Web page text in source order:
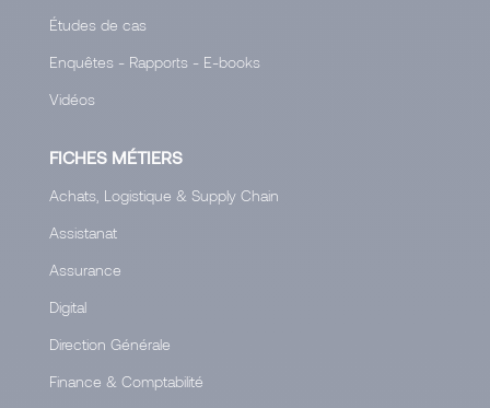
Études de cas
Enquêtes - Rapports - E-books
Vidéos
FICHES MÉTIERS
Achats, Logistique & Supply Chain
Assistanat
Assurance
Digital
Direction Générale
Finance & Comptabilité